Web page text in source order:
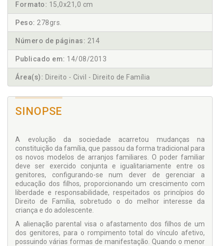
Formato: 15,0x21,0 cm
Peso: 278grs.
Número de páginas: 214
Publicado em: 14/08/2013
Área(s): Direito - Civil - Direito de Família
SINOPSE
A evolução da sociedade acarretou mudanças na
constituição da família, que passou da forma tradicional para
os novos modelos de arranjos familiares. O poder familiar
deve ser exercido conjunta e igualitariamente entre os
genitores, configurando-se num dever de gerenciar a
educação dos filhos, proporcionando um crescimento com
liberdade e responsabilidade, respeitados os princípios do
Direito de Família, sobretudo o do melhor interesse da
criança e do adolescente.
A alienação parental visa o afastamento dos filhos de um
dos genitores, para o rompimento total do vínculo afetivo,
possuindo várias formas de manifestação. Quando o menor